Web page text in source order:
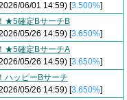
06/01 14:59) [3.500%]
★5確定BサーチB
05/26 14:59) [3.650%]
★5確定BサーチA
05/26 14:59) [3.650%]
ハッピーBサーチ
05/26 14:59) [3.650%]